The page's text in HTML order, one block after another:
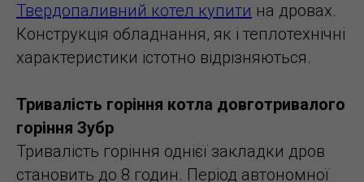
Твердопаливний котел купити на дровах.
Конструкція обладнання, як і теплотехнічні
характеристики істотно відрізняються.
Тривалість горіння котла довготривалого
горіння Зубр
Тривалість горіння однієї закладки дров
становить до 8 годин. Період автономної